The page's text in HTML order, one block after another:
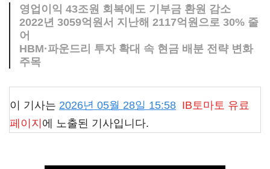
영업이익 43조원 회복에도 기부금 환원 감소
2022년 3059억원서 지난해 2117억원으로 30% 줄
어
HBM·파운드리 투자 확대 속 현금 배분 전략 변화
주목
이 기사는 2026년 05월 28일 15:58 IB토마토 유료
페이지 에 노출된 기사입니다.